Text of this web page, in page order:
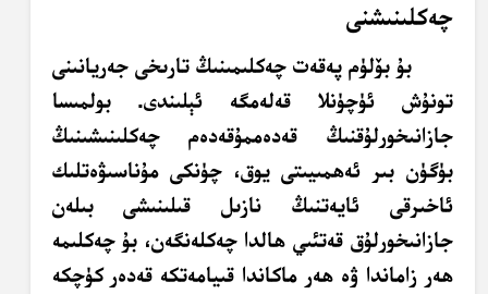
چەكلىنىشنى
بۇ بۆلۈم پەقەت چەكلىمىنىڭ تارىخى جەريانىنى
تونۇش ئۈچۈنلا قەلەمگە ئېلىندى. بولمىسا
جازانىخورلۇقنىڭ قەدەممۇقەدەم چەكلىنىشىنىڭ
بۈگۈن بىر ئەھمىيىتى يوق، چۈنكى مۇناسىۋەتلىك
ئاخىرقى ئايەتنىڭ نازىل قىلىنىشى بىلەن
جازانىخورلۇق قەتئىي ھالدا چەكلەنگەن، بۇ چەكلىمە
ھەر زاماندا ۋە ھەر ماكاندا قىيامەتكە قەدەر كۈچكە